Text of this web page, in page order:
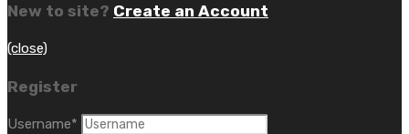
New to site? Create an Account
(close)
Register
Username*